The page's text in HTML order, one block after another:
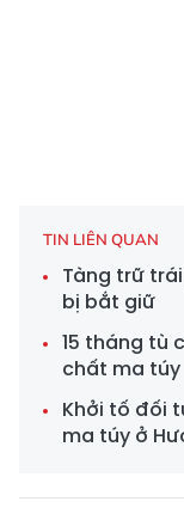
TIN LIÊN QUAN
Tàng trữ
bị bắt giữ
15 tháng tù
chất ma túy
Khởi tố đối
ma túy ở